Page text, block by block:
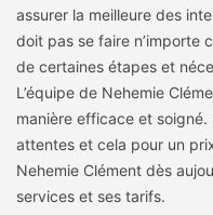
assurer la meilleure des
doit pas se faire n’importe
de certaines étapes et
L’équipe de Nehemie
manière efficace et
attentes et cela pour un
Nehemie Clément dès
services et ses tarifs.